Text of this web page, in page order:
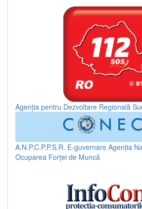
Agenția pentru Dezvoltare Regională
A.N.P.C.P.P.S.R. E-guvernare Agenția
Ocuparea Forței de Muncă